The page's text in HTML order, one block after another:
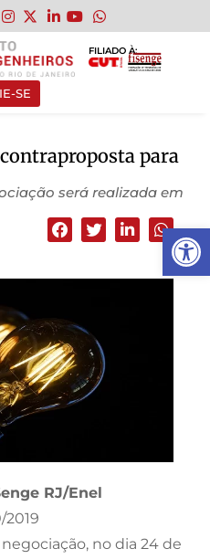
Abrir
FILIADO À:
SE
para
será realizada em
RJ/Enel
2019
no dia 24 de